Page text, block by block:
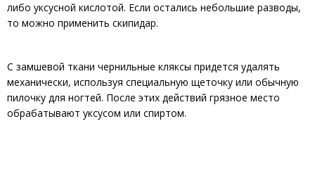
либо уксусной кислотой. Если остались небольшие разводы,
то можно применить скипидар.
С замшевой ткани чернильные кляксы придется удалять
механически, используя специальную щеточку или обычную
пилочку для ногтей. После этих действий грязное место
обрабатывают уксусом или спиртом.